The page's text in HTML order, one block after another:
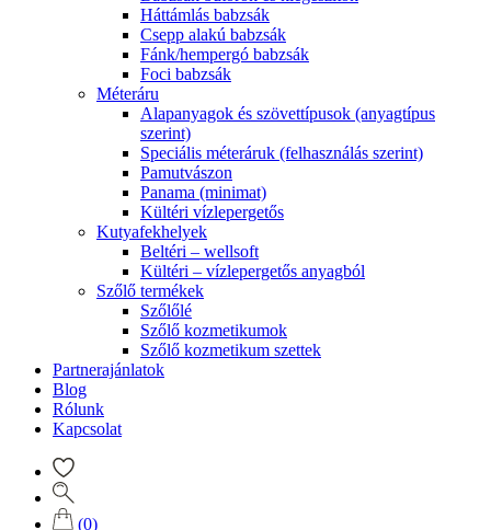
Háttámlás babzsák
Csepp alakú babzsák
Fánk/hempergó babzsák
Foci babzsák
Méteráru
Alapanyagok és szövettípusok (anyagtípus
szerint)
Speciális méteráruk (felhasználás szerint)
Pamutvászon
Panama (minimat)
Kültéri vízlepergetős
Kutyafekhelyek
Beltéri – wellsoft
Kültéri – vízlepergetős anyagból
Szőlő termékek
Szőlőlé
Szőlő kozmetikumok
Szőlő kozmetikum szettek
Partnerajánlatok
Blog
Rólunk
Kapcsolat
(0)